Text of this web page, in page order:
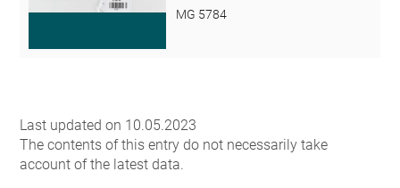
MG 5784
Last updated on 10.05.2023
The contents of this entry do not necessarily take
account of the latest data.